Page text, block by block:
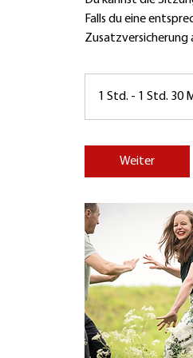
Falls du eine
Zusatzversicherung
1 Std. - 1 Std. 30
Weiter